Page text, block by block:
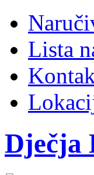
Lista
Dječja